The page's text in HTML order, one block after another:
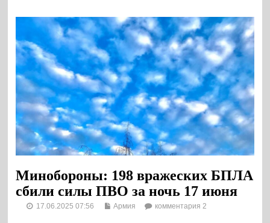
Минобороны: 198 вражеских БПЛА
сбили силы ПВО за ночь 17 июня
17.06.2025 07:56 Армия комментария 2